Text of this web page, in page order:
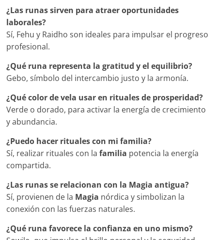
¿Las runas sirven para atraer oportunidades
laborales?
Sí, Fehu y Raidho son ideales para impulsar el progreso
profesional.
¿Qué runa representa la gratitud y el equilibrio?
Gebo, símbolo del intercambio justo y la armonía.
¿Qué color de vela usar en rituales de prosperidad?
Verde o dorado, para activar la energía de crecimiento
y abundancia.
¿Puedo hacer rituales con mi familia?
Sí, realizar rituales con lafamilia potencia la energía
compartida.
¿Las runas se relacionan con la Magia antigua?
Sí, provienen de la Magia nórdica y simbolizan la
conexión con las fuerzas naturales.
¿Qué runa favorece la confianza en uno mismo?